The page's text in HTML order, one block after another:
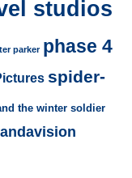
studios
parker phase 4
spider-
the winter soldier